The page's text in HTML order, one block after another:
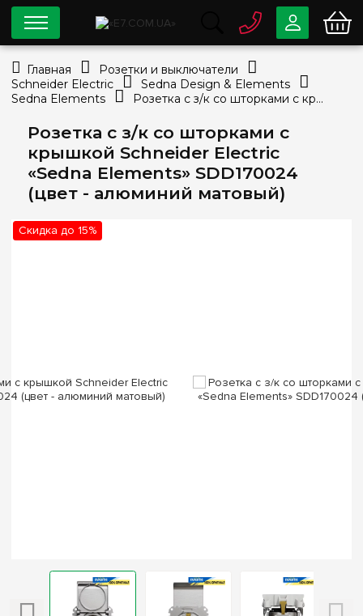
Розетка с з/к со шторками с
крышкой Schneider Electric
«Sedna Elements» SDD170024
(цвет - алюминий матовый)
Скидка до 15%
0 80033-63-07
info@e7.com.ua
Viber Telegram
Главная
Розетки и выключатели
Schneider Electric
Sedna Design & Elements
Sedna Elements
Розетка с з/к со шторками с крышкой Schneider Electric «Sedna Elements» SDD170024 (цвет - алюминий матовый)